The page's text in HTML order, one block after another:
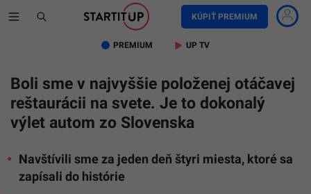
KÚPIŤ PREMIUM
PREMIUM UP TV
Boli sme v najvyššie položenej otáčavej
reštaurácii na svete. Je to dokonalý
výlet autom zo Slovenska
Navštívili sme za jeden deň štyri miesta, ktoré sa
zapísali do histórie